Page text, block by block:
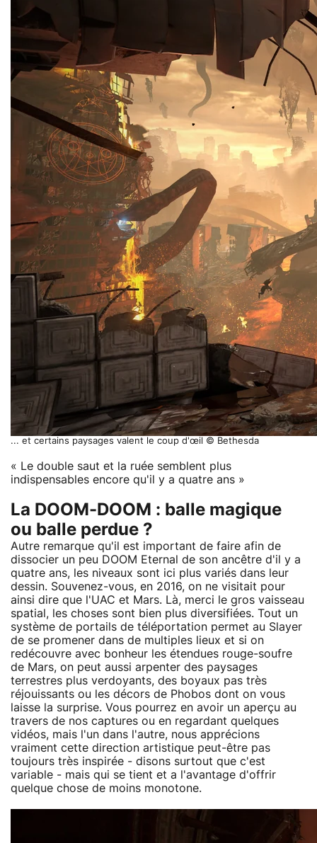
... et certains paysages valent le coup d'œil © Bethesda
« Le double saut et la ruée semblent plus
indispensables encore qu'il y a quatre ans »
La DOOM-DOOM : balle magique
ou balle perdue ?
Autre remarque qu'il est important de faire afin de
dissocier un peu DOOM Eternal de son ancêtre d'il y a
quatre ans, les niveaux sont ici plus variés dans leur
dessin. Souvenez-vous, en 2016, on ne visitait pour
ainsi dire que l'UAC et Mars. Là, merci le gros vaisseau
spatial, les choses sont bien plus diversifiées. Tout un
système de portails de téléportation permet au Slayer
de se promener dans de multiples lieux et si on
redécouvre avec bonheur les étendues rouge-soufre
de Mars, on peut aussi arpenter des paysages
terrestres plus verdoyants, des boyaux pas très
réjouissants ou les décors de Phobos dont on vous
laisse la surprise. Vous pourrez en avoir un aperçu au
travers de nos captures ou en regardant quelques
vidéos, mais l'un dans l'autre, nous apprécions
vraiment cette direction artistique peut-être pas
toujours très inspirée - disons surtout que c'est
variable - mais qui se tient et a l'avantage d'offrir
quelque chose de moins monotone.